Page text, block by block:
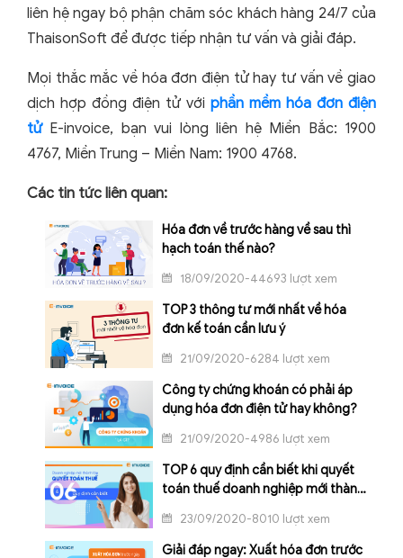
liên hệ ngay bộ phận chăm sóc khách hàng 24/7 của
ThaisonSoft để được tiếp nhận tư vấn và giải đáp.
Mọi thắc mắc về hóa đơn điện tử hay tư vấn về giao
dịch hợp đồng điện tử với phần mềm hóa đơn điện
tửE-invoice, bạn vui lòng liên hệ Miền Bắc: 1900
4767, Miền Trung – Miền Nam: 1900 4768.
Các tin tức liên quan:
Hóa đơn về trước hàng về sau thì
hạch toán thế nào?
18/09/2020-44693 lượt xem
TOP 3 thông tư mới nhất về hóa
đơn kế toán cần lưu ý
21/09/2020-6284 lượt xem
Công ty chứng khoán có phải áp
dụng hóa đơn điện tử hay không?
21/09/2020-4986 lượt xem
TOP 6 quy định cần biết khi quyết
toán thuế doanh nghiệp mới thành
23/09/2020-8010 lượt xem
Giải đáp ngay: Xuất hóa đơn trước